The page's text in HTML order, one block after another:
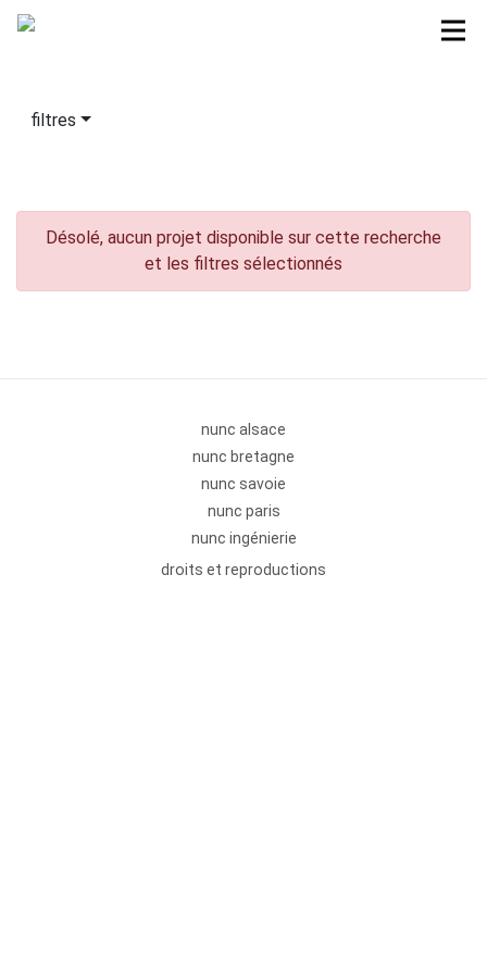
filtres
Désolé, aucun projet disponible sur cette recherche
et les filtres sélectionnés
nunc alsace
nunc bretagne
nunc savoie
nunc paris
nunc ingénierie
droits et reproductions